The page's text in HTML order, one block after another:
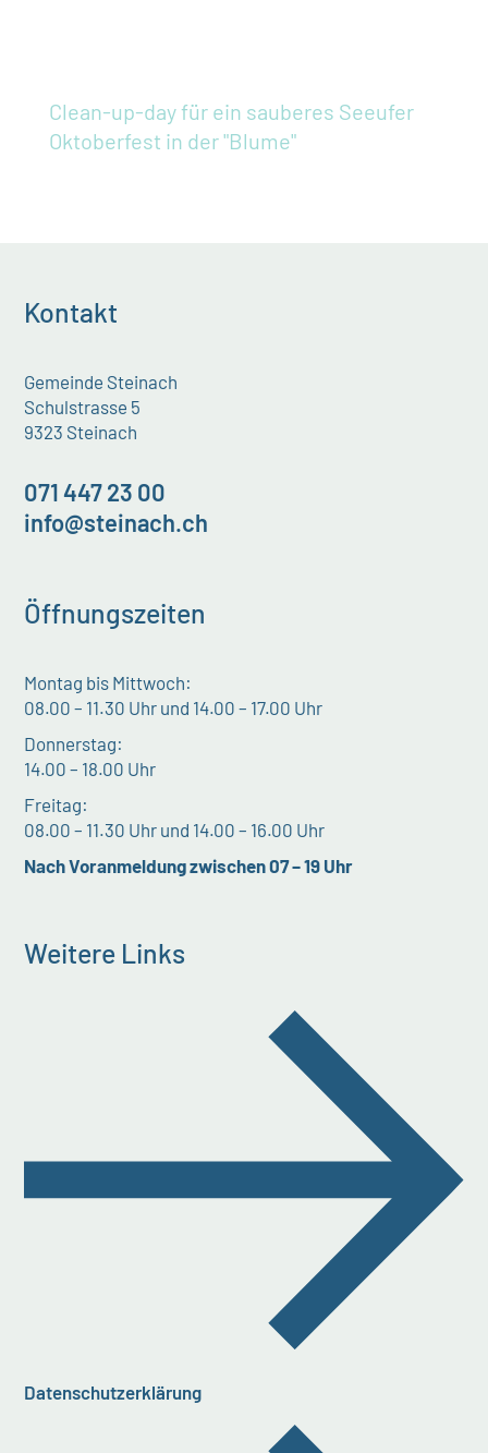
Clean-up-day für ein sauberes Seeufer
Oktoberfest in der "Blume"
Kontakt
Gemeinde Steinach
Schulstrasse 5
9323 Steinach
071 447 23 00
info@steinach.ch
Öffnungszeiten
Montag bis Mittwoch:
08.00 – 11.30 Uhr und 14.00 – 17.00 Uhr
Donnerstag:
14.00 – 18.00 Uhr
Freitag:
08.00 – 11.30 Uhr und 14.00 – 16.00 Uhr
Nach Voranmeldung zwischen 07 – 19 Uhr
Weitere Links
Datenschutzerklärung